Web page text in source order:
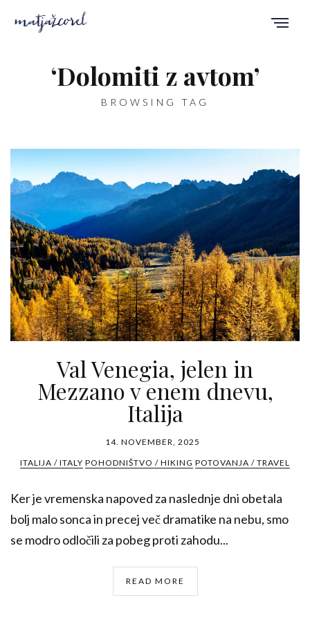
‘Dolomiti z avtom’
BROWSING TAG
Val Venegia, jelen in
Mezzano v enem dnevu,
Italija
14. NOVEMBER, 2025
ITALIJA / ITALY POHODNIŠTVO / HIKING POTOVANJA / TRAVEL
Ker je vremenska napoved za naslednje dni obetala
bolj malo sonca in precej več dramatike na nebu, smo
se modro odločili za pobeg proti zahodu...
READ MORE